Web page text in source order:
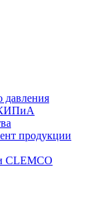
давления
КИПиА
продукции
CLEMCO